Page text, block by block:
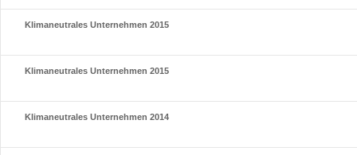
Klimaneutrales Unternehmen 2015
Klimaneutrales Unternehmen 2015
Klimaneutrales Unternehmen 2014